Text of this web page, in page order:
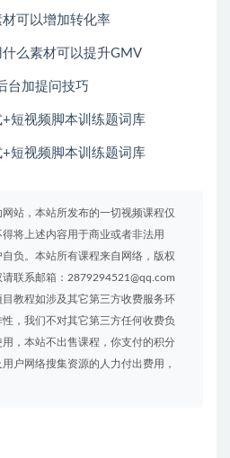
可以增加转化率
么素材可以提升GMV
台加提问技巧
短视频脚本训练题词库
短视频脚本训练题词库
站，本站所发布的一切视频课程仅
将上述内容用于商业或者非法用
负。本站所有课程来自网络，版权
联系邮箱：2879294521@qq.com
教程如涉及其它第三方收费服务环
，我们不对其它第三方任何收费负
，本站不出售课程，你支付的积分
户网络搜集资源的人力付出费用，